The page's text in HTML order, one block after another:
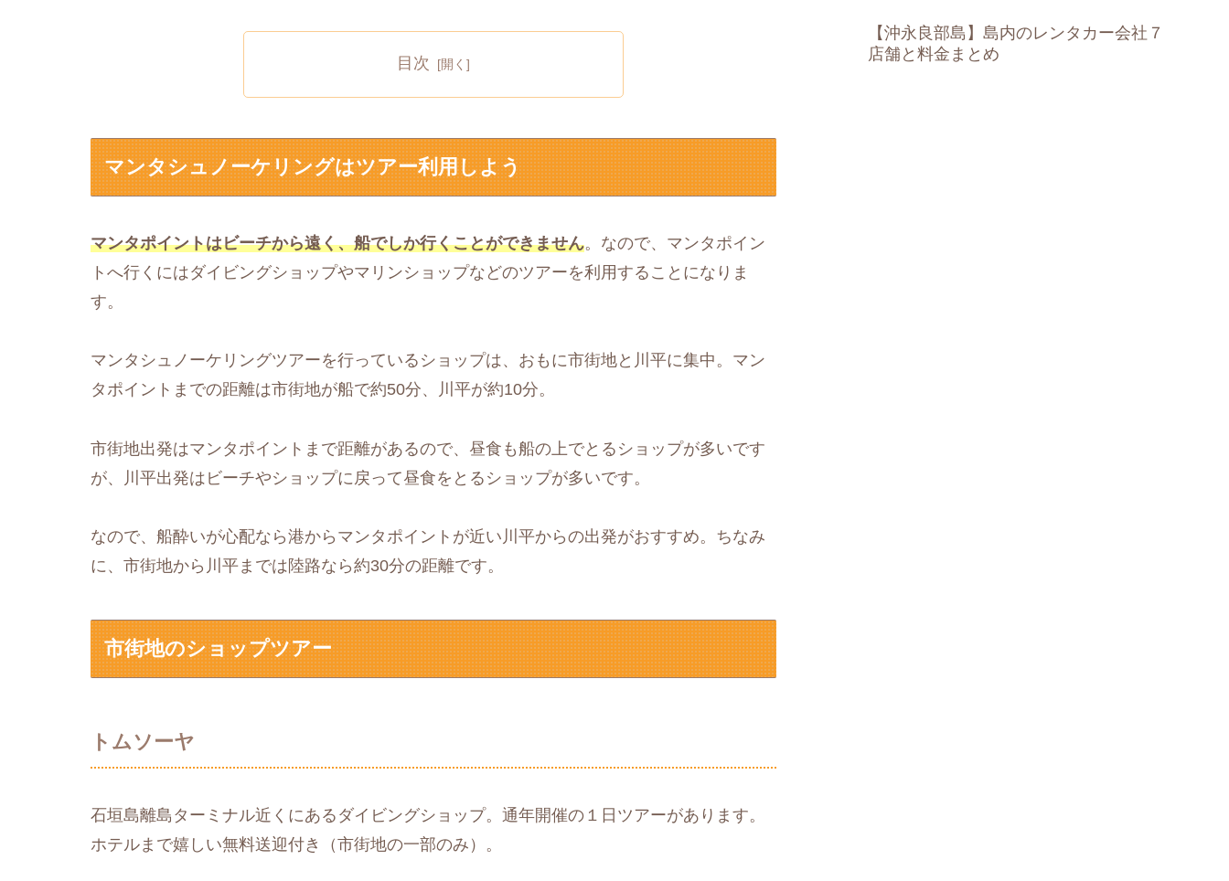
目次
マンタシュノーケリングはツアー利用しよう
マンタポイントはビーチから遠く、船でしか行くことができません。なので、マンタポイン
トへ行くにはダイビングショップやマリンショップなどのツアーを利用することになりま
す。
マンタシュノーケリングツアーを行っているショップは、おもに市街地と川平に集中。マン
タポイントまでの距離は市街地が船で約50分、川平が約10分。
市街地出発はマンタポイントまで距離があるので、昼食も船の上でとるショップが多いです
が、川平出発はビーチやショップに戻って昼食をとるショップが多いです。
なので、船酔いが心配なら港からマンタポイントが近い川平からの出発がおすすめ。ちなみ
に、市街地から川平までは陸路なら約30分の距離です。
市街地のショップツアー
トムソーヤ
石垣島離島ターミナル近くにあるダイビングショップ。通年開催の１日ツアーがあります。
ホテルまで嬉しい無料送迎付き（市街地の一部のみ）。
【沖永良部島】島内のレンタカー会社７
店舗と料金まとめ